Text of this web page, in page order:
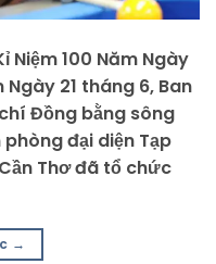
Niệm 100 Năm Ngày
21 tháng 6, Ban
Đồng bằng sông
đại diện Tạp
Thơ đã tổ chức
→